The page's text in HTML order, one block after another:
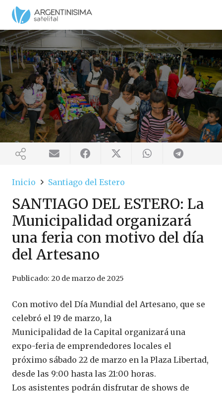
Inicio Santiago del Estero
SANTIAGO DEL ESTERO: La
Municipalidad organizará
una feria con motivo del día
del Artesano
Publicado: 20 de marzo de 2025
Con motivo del Día Mundial del Artesano, que se
celebró el 19 de marzo, la
Municipalidad de la Capital organizará una
expo-feria de emprendedores locales el
próximo sábado 22 de marzo en la Plaza Libertad,
desde las 9:00 hasta las 21:00 horas.
Los asistentes podrán disfrutar de shows de